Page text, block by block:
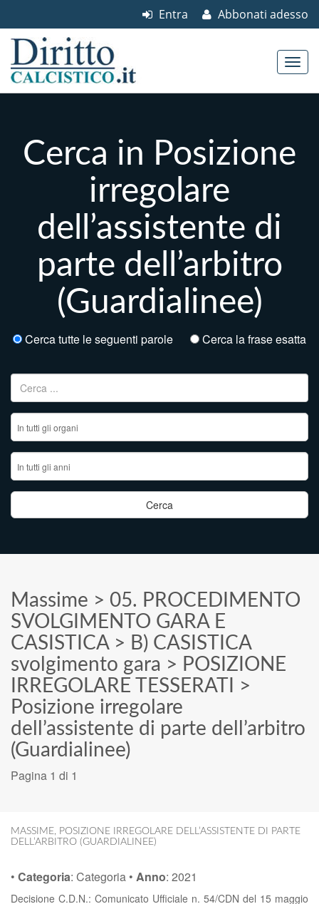
Abbonati adesso
Entra
Cerca in Posizione
irregolare
dell’assistente di
parte dell’arbitro
(Guardialinee)
Cerca tutte le seguenti parole Cerca la frase esatta
Ricerca per:
Massime > 05. PROCEDIMENTO
SVOLGIMENTO GARA E
CASISTICA> B) CASISTICA
svolgimento gara > POSIZIONE
IRREGOLARE TESSERATI
>
Posizione irregolare
dell’assistente di parte dell’arbitro
(Guardialinee)
Pagina 1 di 1
MASSIME, POSIZIONE IRREGOLARE DELL’ASSISTENTE DI PARTE
DELL’ARBITRO (GUARDIALINEE)
• Categoria: Categoria • Anno: 2021
Decisione C.D.N.: Comunicato Ufficiale n. 54/CDN del 15 maggio